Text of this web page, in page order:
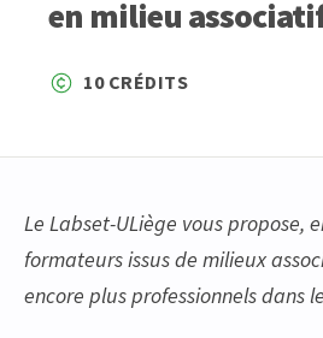
en milieu associatif
10 CRÉDITS
Le Labset-ULiège vous propose,
formateurs issus de milieux
encore plus professionnels dans